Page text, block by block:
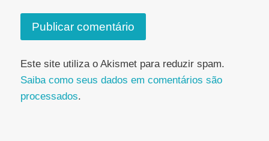
Este site utiliza o Akismet para reduzir spam.
Saiba como seus dados em comentários são
processados.